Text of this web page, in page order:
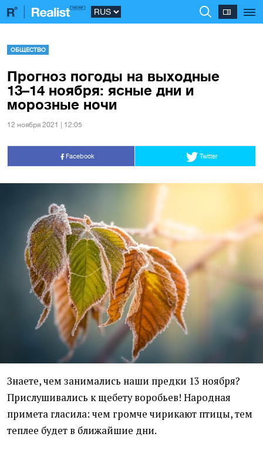
ОБЩЕСТВО
Прогноз погоды на выходные
13–14 ноября: ясные дни и
морозные ночи
12 ноября 2021 | 12:05
Facebook Twitter
Знаете, чем занимались наши предки 13 ноября?
Прислушивались к щебету воробьев! Народная
примета гласила: чем громче чирикают птицы, тем
теплее будет в ближайшие дни.